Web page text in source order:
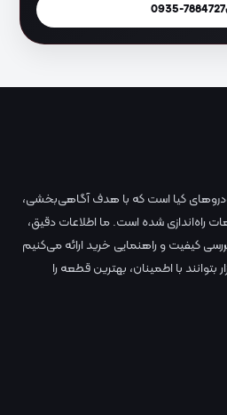
0935-7884727
کیا است که با هدف آگاهی‌بخشی،
شده است. ما اطلاعات دقیق،
کیفیت و راهنمایی خرید ارائه می‌کنیم
بتوانند با اطمینان، بهترین قطعه را